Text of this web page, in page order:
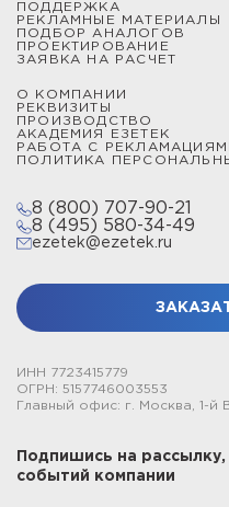
ПОДДЕРЖКА
РЕКЛАМНЫЕ МАТЕРИАЛЫ
ПОДБОР АНАЛОГОВ
ПРОЕКТИРОВАНИЕ
ЗАЯВКА НА РАСЧЕТ
О КОМПАНИИ
РЕКВИЗИТЫ
ПРОИЗВОДСТВО
АКАДЕМИЯ ЕЗЕТЕК
РАБОТА С
ПОЛИТИКА
8 (800) 707-90-21
8 (495) 580-34-49
ezetek@ezetek.ru
ИНН 7723415779
ОГРН: 5157746003553
Главный офис: г. Москва, 1-й
Подпишись на
событий компании